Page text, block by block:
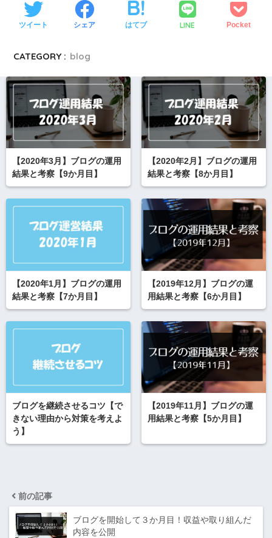
ツイート シェア はてブ LINE Pocket
CATEGORY : blog
【2020年3月】ブログの運用
結果と考察【9か月目】
【2020年2月】ブログの運用
結果と考察【8か月目】
【2020年1月】ブログの運用
結果と考察【7か月目】
【2019年12月】ブログの運
用結果と考察【6か月目】
ブログを継続させるコツ【で
きない理由から対策を考えよ
う】
【2019年11月】ブログの運
用結果と考察【5か月目】
前の記事
ブログを開始して３か月目！収益や取り組んだ
内容を公開